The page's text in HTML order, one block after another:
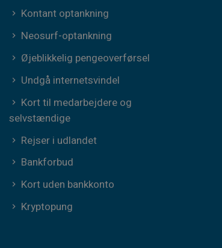
Kontant optankning
Neosurf-optankning
Øjeblikkelig pengeoverførsel
Undgå internetsvindel
Kort til medarbejdere og
selvstændige
Rejser i udlandet
Bankforbud
Kort uden bankkonto
Kryptopung